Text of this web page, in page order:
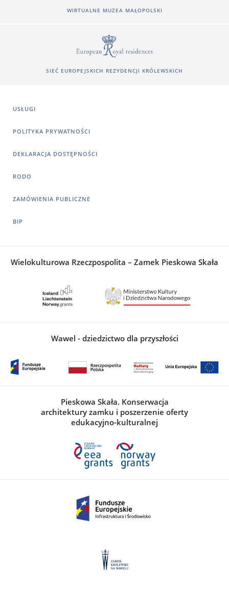
WIRTUALNE MUZEA MAŁOPOLSKI
SIEĆ EUROPEJSKICH REZYDENCJI KRÓLEWSKICH
USŁUGI
POLITYKA PRYWATNOŚCI
DEKLARACJA DOSTĘPNOŚCI
RODO
ZAMÓWIENIA PUBLICZNE
BIP
Wielokulturowa Rzeczpospolita – Zamek Pieskowa Skała
Wawel - dziedzictwo dla przyszłości
Pieskowa Skała. Konserwacja
architektury zamku i poszerzenie oferty
edukacyjno-kulturalnej